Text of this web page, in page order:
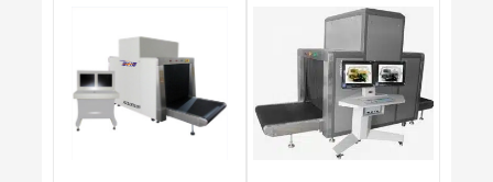
Bị Ngành Thủy
Sản - Đông
Lạnh
Giải Pháp Thiết
Bị Ngành Thực
Phẩm Đóng Gói
Giải Pháp Thiết
Bị Ngành May